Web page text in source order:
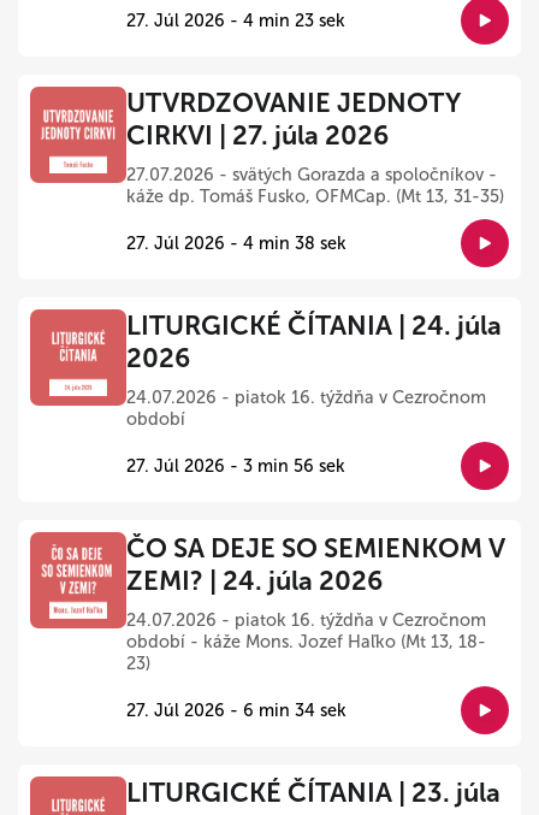
27. Júl 2026 - 4 min 23 sek
UTVRDZOVANIE JEDNOTY
CIRKVI | 27. júla 2026
27.07.2026 - svätých Gorazda a spoločníkov -
káže dp. Tomáš Fusko, OFMCap. (Mt 13, 31-35)
27. Júl 2026 - 4 min 38 sek
LITURGICKÉ ČÍTANIA | 24. júla
2026
24.07.2026 - piatok 16. týždňa v Cezročnom
období
27. Júl 2026 - 3 min 56 sek
ČO SA DEJE SO SEMIENKOM V
ZEMI? | 24. júla 2026
24.07.2026 - piatok 16. týždňa v Cezročnom
období - káže Mons. Jozef Haľko (Mt 13, 18-
23)
27. Júl 2026 - 6 min 34 sek
LITURGICKÉ ČÍTANIA | 23. júla